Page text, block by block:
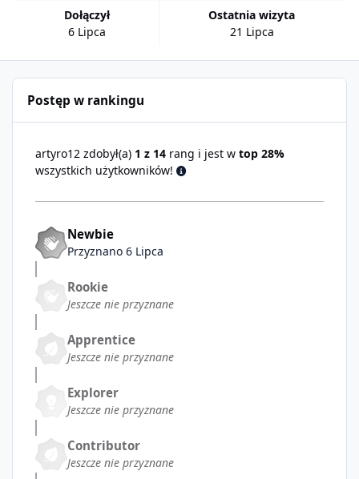
Dołączył
6 Lipca
Ostatnia wizyta
21 Lipca
Postęp w rankingu
artyro12 zdobył(a) 1 z 14 rang i jest w top 28%
wszystkich użytkowników!
Newbie
Przyznano 6 Lipca
Rookie
Jeszcze nie przyznane
Apprentice
Jeszcze nie przyznane
Explorer
Jeszcze nie przyznane
Contributor
Jeszcze nie przyznane